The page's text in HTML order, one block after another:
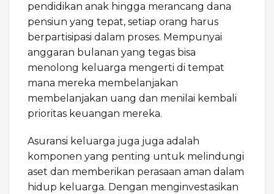
pendidikan anak hingga merancang dana
pensiun yang tepat, setiap orang harus
berpartisipasi dalam proses. Mempunyai
anggaran bulanan yang tegas bisa
menolong keluarga mengerti di tempat
mana mereka membelanjakan
membelanjakan uang dan menilai kembali
prioritas keuangan mereka.
Asuransi keluarga juga juga adalah
komponen yang penting untuk melindungi
aset dan memberikan perasaan aman dalam
hidup keluarga. Dengan menginvestasikan